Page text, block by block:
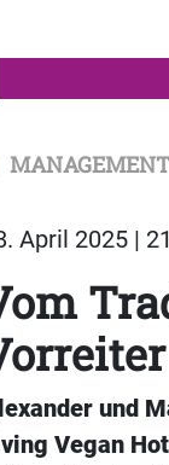
MANAGEMENT
April 2025 |
und
Vegan